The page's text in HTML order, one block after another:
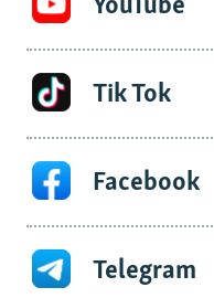
YouTube
Tik Tok
Facebook
Telegram